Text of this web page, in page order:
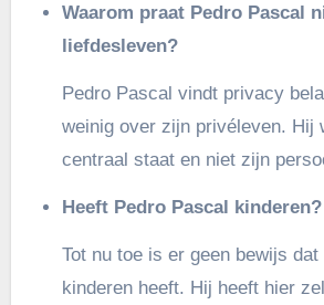
Waarom praat Pedro Pascal niet over zijn
liefdesleven?
Pedro Pascal vindt privacy
weinig over zijn privéleven. Hij
centraal staat en niet zijn
Heeft Pedro Pascal kinderen?
Tot nu toe is er geen bewijs
kinderen heeft. Hij heeft hier